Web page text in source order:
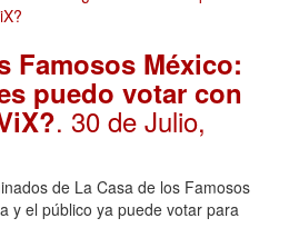
Famosos México:
puedo votar con
. 30 de Julio,
de La Casa de los Famosos
y el público ya puede votar para